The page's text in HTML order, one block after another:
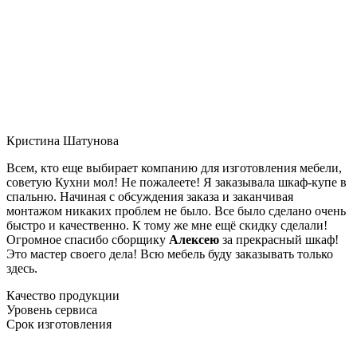
Кристина Шатунова
Всем, кто еще выбирает компанию для изготовления мебели,
советую Кухни мол! Не пожалеете! Я заказывала шкаф-купе в
спальню. Начиная с обсуждения заказа и заканчивая
монтажом никаких проблем не было. Все было сделано очень
быстро и качественно. К тому же мне ещё скидку сделали!
Огромное спасибо сборщику Алексею за прекрасный шкаф!
Это мастер своего дела! Всю мебель буду заказывать только
здесь.
Качество продукции
Уровень сервиса
Срок изготовления